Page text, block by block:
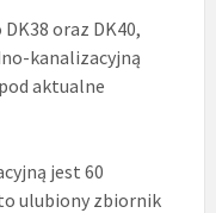
oraz DK40,
kanalizacyjną
aktualne
jest 60
ulubiony zbiornik